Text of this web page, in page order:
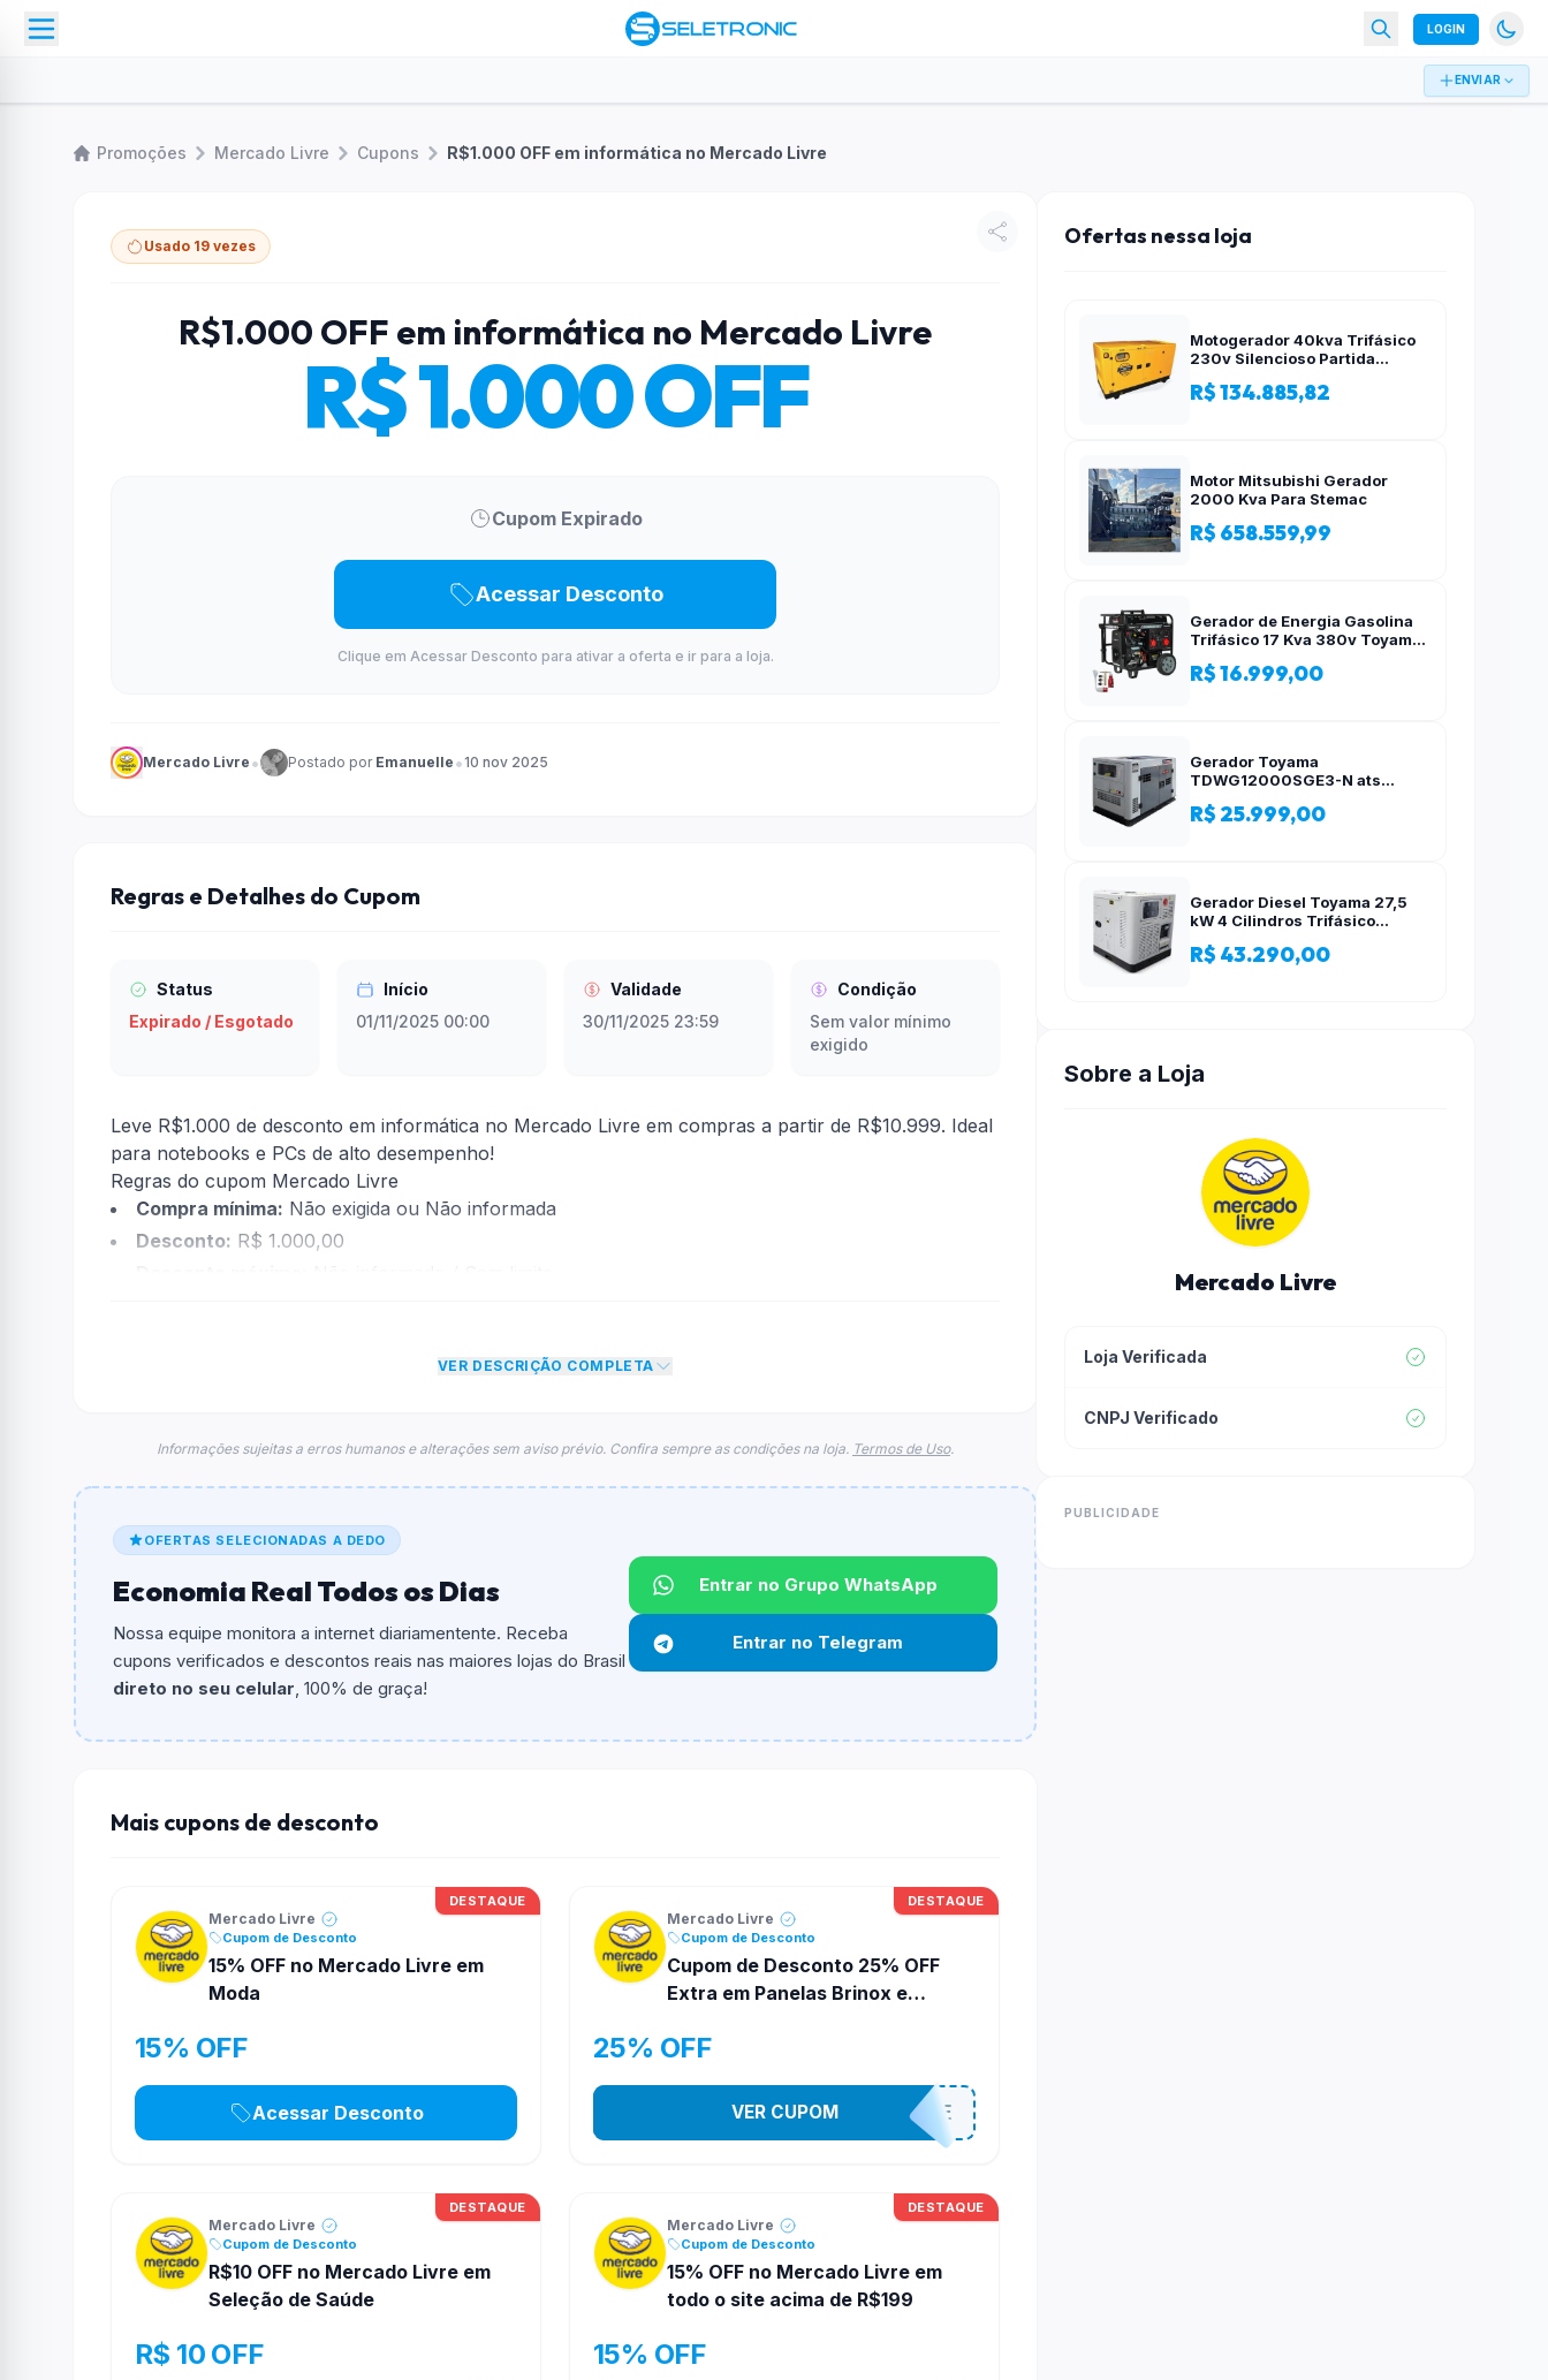
LOGIN
ENVIAR
Promoções Mercado Livre Cupons R$1.000 OFF em informática no Mercado Livre
Usado 19 vezes
R$1.000 OFF em informática no Mercado Livre
R$ 1.000 OFF
Cupom Expirado
Acessar Desconto
Clique em Acessar Desconto para ativar a oferta e ir para a loja.
Mercado Livre • Postado por Emanuelle •10 nov 2025
Regras e Detalhes do Cupom
Status
Expirado / Esgotado
Início
01/11/2025 00:00
Validade
30/11/2025 23:59
Condição
Sem valor mínimo
exigido
Leve R$1.000 de desconto em informática no Mercado Livre em compras a partir de R$10.999. Ideal
para notebooks e PCs de alto desempenho!
Regras do cupom Mercado Livre
Compra mínima: Não exigida ou Não informada
Desconto: R$ 1.000,00
dará um desconto de R$ 1.000,00 no total do carrinho, não
foram econtradas informações sobre restrição de teto máximo para esse cupom.
O cupom dáR$ 1.000,00em compras.
Qual é o valor minimo de compra?
O valor minimo de compra é Não exigido ou Não informado.
Qual é o desconto máximo?
Não informado ou sem limite.
Funciona em qualquer produto?
podem não aceitar cupons.
VER DESCRIÇÃO COMPLETA
Informações sujeitas a erros humanos e alterações sem aviso prévio. Confira sempre as condições na loja. Termos de Uso.
OFERTAS SELECIONADAS A DEDO
Economia Real Todos os Dias
Nossa equipe monitora a internet diariamentente. Receba
cupons verificados e descontos reais nas maiores lojas do Brasil
direto no seu celular, 100% de graça!
Entrar no Grupo WhatsApp
Entrar no Telegram
Mais cupons de desconto
DESTAQUE
Mercado Livre
Cupom de Desconto
15% OFF no Mercado Livre em
Moda
15% OFF
Acessar Desconto
DESTAQUE
Mercado Livre
Cupom de Desconto
Cupom de Desconto 25% OFF
Extra em Panelas Brinox e
25% OFF
APROVEITAHOJE
VER CUPOM
DESTAQUE
Mercado Livre
Cupom de Desconto
R$10 OFF no Mercado Livre em
Seleção de Saúde
R$ 10 OFF
DESTAQUE
Mercado Livre
Cupom de Desconto
15% OFF no Mercado Livre em
todo o site acima de R$199
15% OFF
Ofertas nessa loja
Motogerador 40kva Trifásico
230v Silencioso Partida
R$ 134.885,82
Motor Mitsubishi Gerador
2000 Kva Para Stemac
R$ 658.559,99
Gerador de Energia Gasolina
Trifásico 17 Kva 380v Toyama
R$ 16.999,00
Gerador Toyama
TDWG12000SGE3-N ats
R$ 25.999,00
Gerador Diesel Toyama 27,5
kW 4 Cilindros Trifásico
R$ 43.290,00
Sobre a Loja
Mercado Livre
Loja Verificada
CNPJ Verificado
PUBLICIDADE